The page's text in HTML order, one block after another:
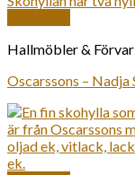
Hallmöbler &
Oscarssons – Nadja